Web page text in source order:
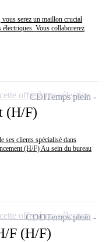
serez un maillon crucial
Vous collaborerez
(H/F)
ses clients spécialisé dans
(H/F) Au sein du bureau
CDITemps plein
offre à ma sélection
F (H/F)
CDDTemps plein
offre à ma sélection